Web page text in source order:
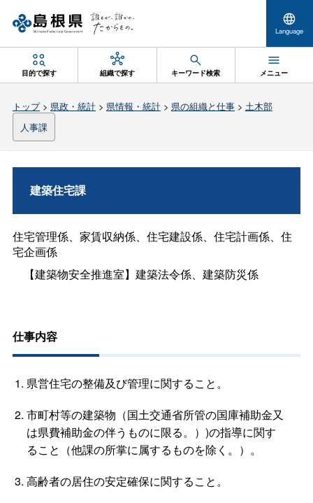
Language
目的で探す 組織で探す キーワード検索 メニュー
トップ> 県政・統計> 県情報・統計> 県の組織と仕事> 土木部
人事課
建築住宅課
住宅管理係、家賃収納係、住宅建設係、住宅計画係、住
宅企画係
【建築物安全推進室】建築法令係、建築防災係
仕事内容
県営住宅の整備及び管理に関すること。
市町村等の建築物（国土交通省所管の国庫補助金又
は県費補助金の伴うものに限る。）)の指導に関す
ること（他課の所掌に属するものを除く。）。
高齢者の居住の安定確保に関すること。